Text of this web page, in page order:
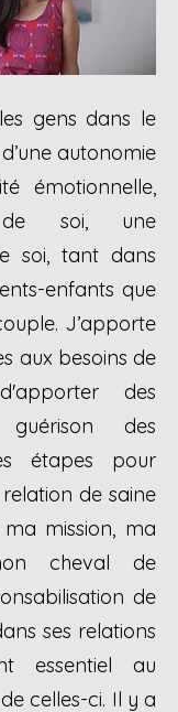
gens dans le
autonomie
émotionnelle,
soi, une
soi, tant dans
enfants que
J’apporte
aux besoins de
des
des
étapes pour
de saine
mission, ma
cheval de
de
ses relations
essentiel au
celles-ci. Il y a